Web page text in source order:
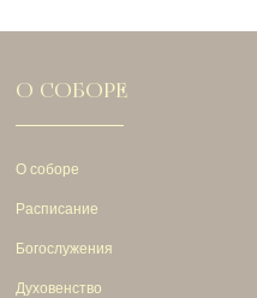
О СОБОРЕ
О соборе
Расписание
Богослужения
Духовенство